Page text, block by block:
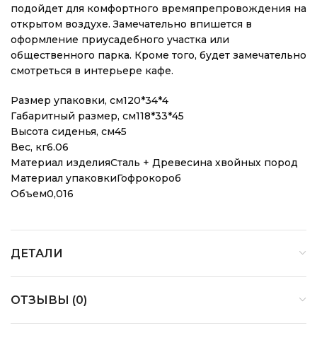
подойдет для комфортного времяпрепровождения на
открытом воздухе. Замечательно впишется в
оформление приусадебного участка или
общественного парка. Кроме того, будет замечательно
смотреться в интерьере кафе.
Размер упаковки, см120*34*4
Габаритный размер, см118*33*45
Высота сиденья, см45
Вес, кг6.06
Материал изделияСталь + Древесина хвойных пород
Материал упаковкиГофрокороб
Объем0,016
ДЕТАЛИ
ОТЗЫВЫ (0)